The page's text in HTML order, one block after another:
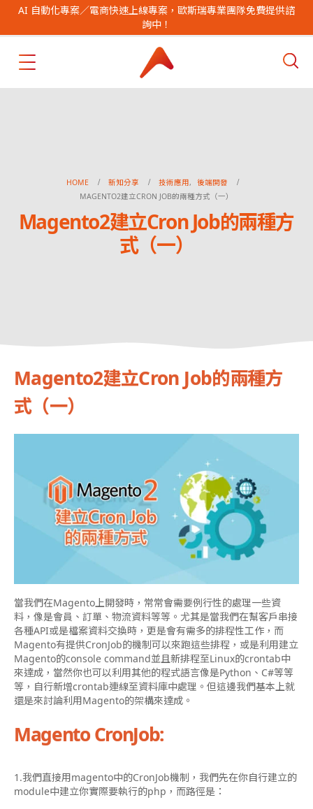
AI 自動化專案／電商快速上線專案，歐斯瑞專業團隊免費提供諮
詢中！
HOME 新知分享 技術應用,
後端開發
MAGENTO2建立CRON JOB的兩種方式（一）
Magento2建立Cron Job的兩種方
式（一）
Magento2建立Cron Job的兩種方
式（一）
當我們在Magento上開發時，常常會需要例行性的處理一些資
料，像是會員、訂單、物流資料等等。尤其是當我們在幫客戶串接
各種API或是檔案資料交換時，更是會有需多的排程性工作， 而
Magento有提供CronJob的機制可以來跑這些排程，或是利用建立
Magento的console command並且新排程至Linux的crontab中
來達成， 當然你也可以利用其他的程式語言像是Python、C#等等
等，自行新增crontab連線至資料庫中處理。但這邊我們基本上就
還是來討論利用Magento的架構來達成。
Magento CronJob:
1.我們直接用magento中的CronJob機制， 我們先在你自行建立的
module中建立你實際要執行的php，而路徑是：